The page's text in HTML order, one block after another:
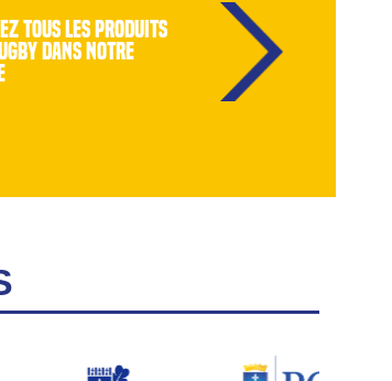
tous les produits
dans notre